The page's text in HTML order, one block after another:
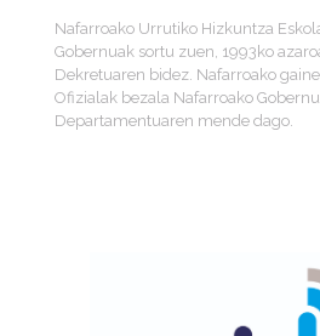
Nafarroako Urrutiko Hizkuntza
Gobernuak sortu zuen, 1993ko
Dekretuaren bidez. Nafarroako
Ofizialak bezala Nafarroako
Departamentuaren mende dago.